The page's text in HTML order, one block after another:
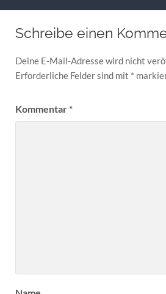
Schreibe einen
Deine E-Mail-Adresse wird nicht
Erforderliche Felder sind mit *
Kommentar*